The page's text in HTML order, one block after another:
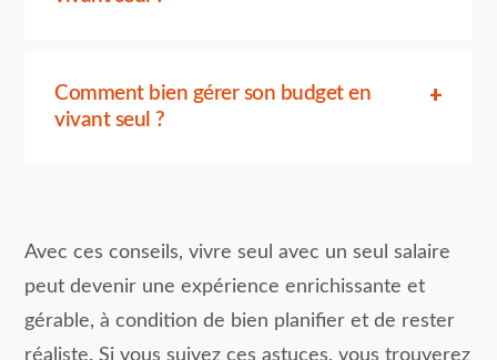
Comment bien gérer son budget en
vivant seul ?
Avec ces conseils, vivre seul avec un seul salaire
peut devenir une expérience enrichissante et
gérable, à condition de bien planifier et de rester
réaliste. Si vous suivez ces astuces, vous trouverez